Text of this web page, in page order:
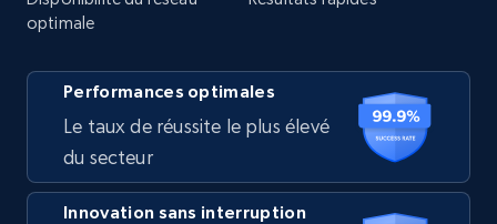
optimale
Performances optimales
Le taux de réussite le plus élevé
du secteur
Innovation sans interruption